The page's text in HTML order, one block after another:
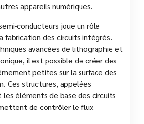
appareils numériques.
conducteurs joue un rôle
fabrication des circuits intégrés.
avancées de lithographie et
il est possible de créer des
petites sur la surface des
Ces structures, appelées
les éléments de base des circuits
de contrôler le flux